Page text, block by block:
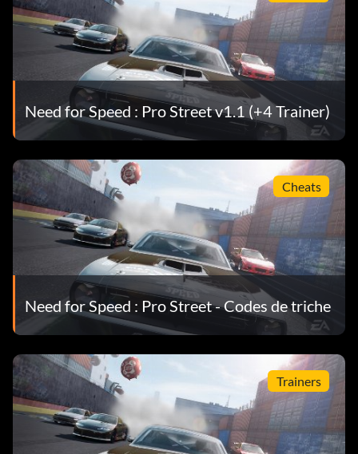
Need for Speed : Pro Street v1.1 (+4 Trainer)
Cheats
Need for Speed : Pro Street - Codes de triche
Trainers